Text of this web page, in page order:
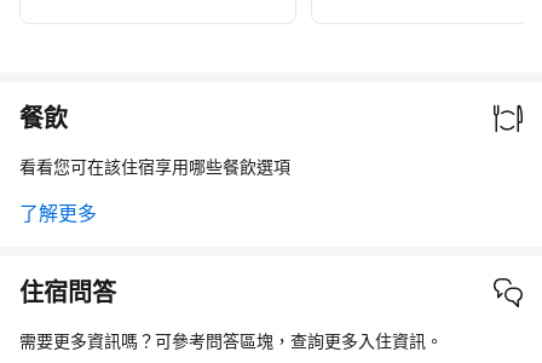
餐飲
看看您可在該住宿享用哪些餐飲選項
了解更多
住宿問答
需要更多資訊嗎？可參考問答區塊，查詢更多入住資訊。